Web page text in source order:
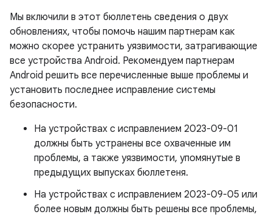
Мы включили в этот бюллетень сведения о двух
обновлениях, чтобы помочь нашим партнерам как
можно скорее устранить уязвимости, затрагивающие
все устройства Android. Рекомендуем партнерам
Android решить все перечисленные выше проблемы и
установить последнее исправление системы
безопасности.
На устройствах с исправлением 2023-09-01
должны быть устранены все охваченные им
проблемы, а также уязвимости, упомянутые в
предыдущих выпусках бюллетеня.
На устройствах с исправлением 2023-09-05 или
более новым должны быть решены все проблемы,